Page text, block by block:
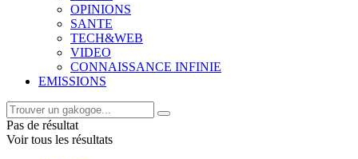
OPINIONS
SANTE
TECH&WEB
VIDEO
CONNAISSANCE INFINIE
EMISSIONS
Pas de résultat
Voir tous les résultats